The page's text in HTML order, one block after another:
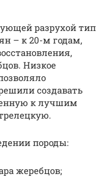
разрухой тип
– к 20-м годам,
Низкое
создавать
к лучшим
породы:
жеребцов;